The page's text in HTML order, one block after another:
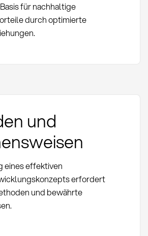
für nachhaltige
durch optimierte
und
eines effektiven
erfordert
und bewährte